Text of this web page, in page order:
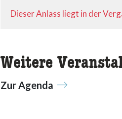
Dieser Anlass liegt in der
Weitere
Zur Agenda